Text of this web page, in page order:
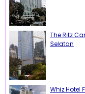
The Ritz
Selatan
Whiz Hotel